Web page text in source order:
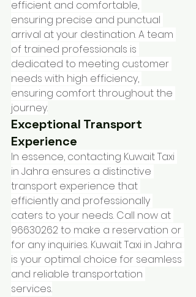
efficient and comfortable,
ensuring precise and punctual
arrival at your destination. A team
of trained professionals is
dedicated to meeting customer
needs with high efficiency,
ensuring comfort throughout the
journey.
Exceptional Transport
Experience
In essence, contacting Kuwait Taxi
in Jahra ensures a distinctive
transport experience that
efficiently and professionally
caters to your needs. Call now at
96630262 to make a reservation or
for any inquiries. Kuwait Taxi in Jahra
is your optimal choice for seamless
and reliable transportation
services.